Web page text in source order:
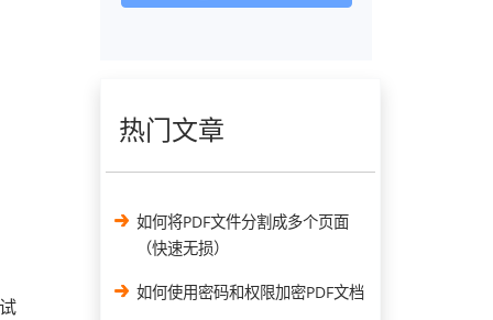
热门文章
如何将PDF文件分割成多个页面
（快速无损）
如何使用密码和权限加密PDF文档